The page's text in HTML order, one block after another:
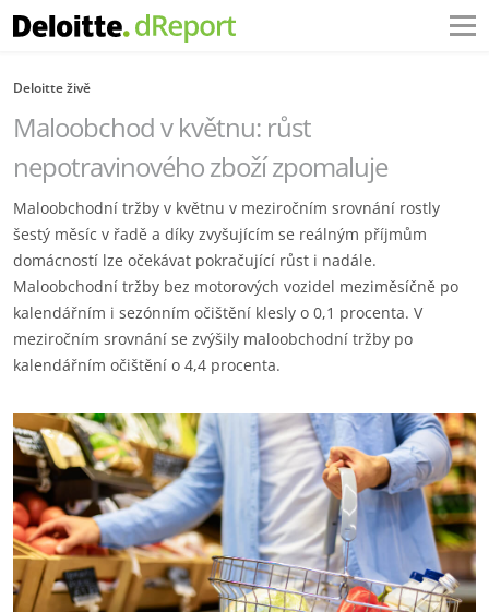
Deloitte živě
Maloobchod v květnu: růst
nepotravinového zboží zpomaluje
Maloobchodní tržby v květnu v meziročním srovnání rostly
šestý měsíc v řadě a díky zvyšujícím se reálným příjmům
domácností lze očekávat pokračující růst i nadále.
Maloobchodní tržby bez motorových vozidel meziměsíčně po
kalendářním i sezónním očištění klesly o 0,1 procenta. V
meziročním srovnání se zvýšily maloobchodní tržby po
kalendářním očištění o 4,4 procenta.